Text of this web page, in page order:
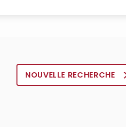
NOUVELLE RECHERCHE